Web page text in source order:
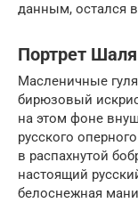
данным, остался
Портрет
Масленичные
бирюзовый
на этом фоне
русского
в распахнутой
настоящий
белоснежная